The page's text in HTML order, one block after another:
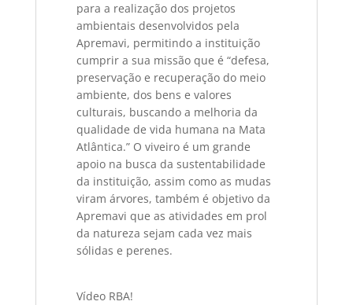
para a realização dos projetos
ambientais desenvolvidos pela
Apremavi, permitindo a instituição
cumprir a sua missão que é “defesa,
preservação e recuperação do meio
ambiente, dos bens e valores
culturais, buscando a melhoria da
qualidade de vida humana na Mata
Atlântica.” O viveiro é um grande
apoio na busca da sustentabilidade
da instituição, assim como as mudas
viram árvores, também é objetivo da
Apremavi que as atividades em prol
da natureza sejam cada vez mais
sólidas e perenes.
Vídeo RBA!